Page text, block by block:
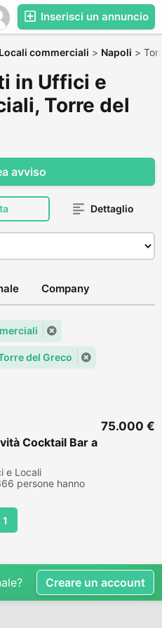
Inserisci un annuncio
commerciali > Napoli >
in Uffici e
Torre del
avviso
Dettaglio
Company
del Greco
Cocktail Bar a
e Locali
persone hanno
75.000 €
1
Creare un account